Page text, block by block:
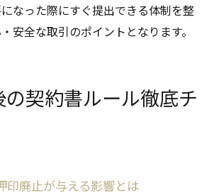
なった際にすぐ提出できる体制を整
安全な取引のポイントとなります。
契約書ルール徹底チ
印廃止が与える影響とは